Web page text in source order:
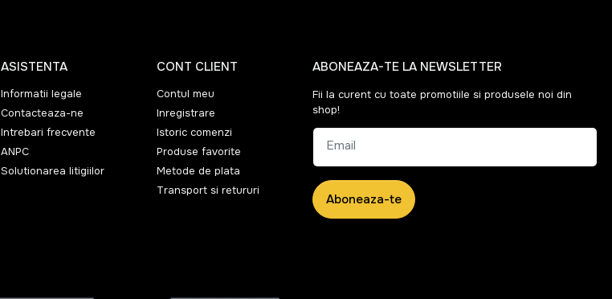
ASISTENTA
Informatii legale
Contacteaza-ne
Intrebari frecvente
ANPC
Solutionarea litigiilor
CONT CLIENT
Contul meu
Inregistrare
Istoric comenzi
Produse favorite
Metode de plata
Transport si retururi
ABONEAZA-TE LA NEWSLETTER
Fii la curent cu toate promotiile si produsele noi din
shop!
Email
Aboneaza-te